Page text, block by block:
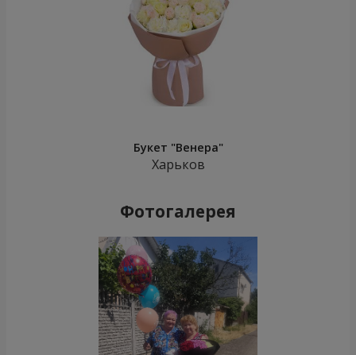
Букет "Венера"
Харьков
Фотогалерея